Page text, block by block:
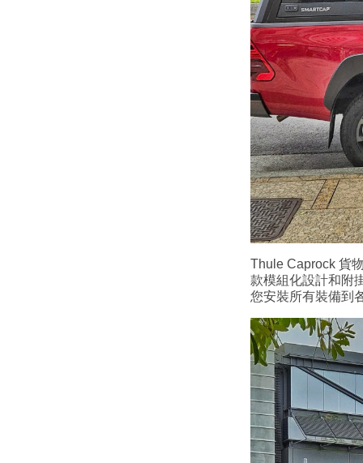
Thule Caprock 貨
款模組化設計和附
您安裝所有裝備到